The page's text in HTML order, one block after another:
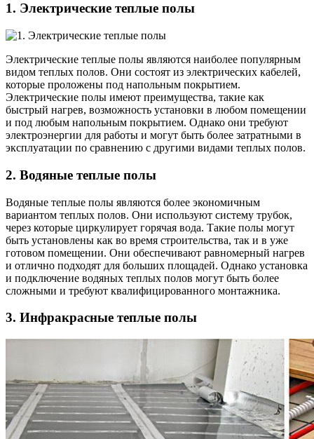
1. Электрические теплые полы
Электрические теплые полы являются наиболее популярным
видом теплых полов. Они состоят из электрических кабелей,
которые проложены под напольным покрытием.
Электрические полы имеют преимущества, такие как
быстрый нагрев, возможность установки в любом помещении
и под любым напольным покрытием. Однако они требуют
электроэнергии для работы и могут быть более затратными в
эксплуатации по сравнению с другими видами теплых полов.
2. Водяные теплые полы
Водяные теплые полы являются более экономичным
вариантом теплых полов. Они используют систему трубок,
через которые циркулирует горячая вода. Такие полы могут
быть установлены как во время строительства, так и в уже
готовом помещении. Они обеспечивают равномерный нагрев
и отлично подходят для больших площадей. Однако установка
и подключение водяных теплых полов могут быть более
сложными и требуют квалифицированного монтажника.
3. Инфракрасные теплые полы